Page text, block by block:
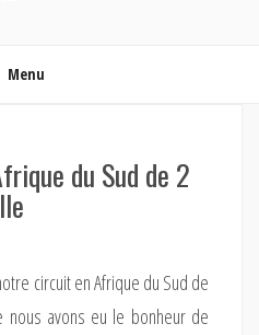
Menu
du Sud de 2
circuit en Afrique du Sud de
nous avons eu le bonheur de